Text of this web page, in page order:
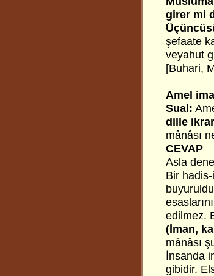
girer mi
şefaate
veyahut
[Buhari,
Amel
Sual:
dille
mânâsı
CEVAP
Asla
Bir
edilmez.
(İman,
mânâsı
İnsanda
gibidir.